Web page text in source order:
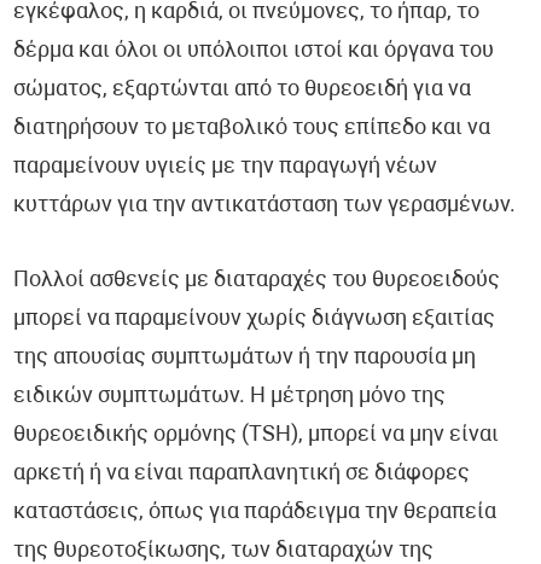
εγκέφαλος, η καρδιά, οι πνεύμονες, το ήπαρ, το
δέρμα και όλοι οι υπόλοιποι ιστοί και όργανα του
σώματος, εξαρτώνται από το θυρεοειδή για να
διατηρήσουν το μεταβολικό τους επίπεδο και να
παραμείνουν υγιείς με την παραγωγή νέων
κυττάρων για την αντικατάσταση των γερασμένων.
Πολλοί ασθενείς με διαταραχές του θυρεοειδούς
μπορεί να παραμείνουν χωρίς διάγνωση εξαιτίας
της απουσίας συμπτωμάτων ή την παρουσία μη
ειδικών συμπτωμάτων. Η μέτρηση μόνο της
θυρεοειδικής ορμόνης (TSH), μπορεί να μην είναι
αρκετή ή να είναι παραπλανητική σε διάφορες
καταστάσεις, όπως για παράδειγμα την θεραπεία
της θυρεοτοξίκωσης, των διαταραχών της